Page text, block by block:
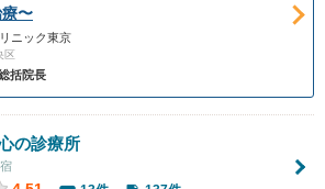
〜
ニック東京
区
括院長
の診療所